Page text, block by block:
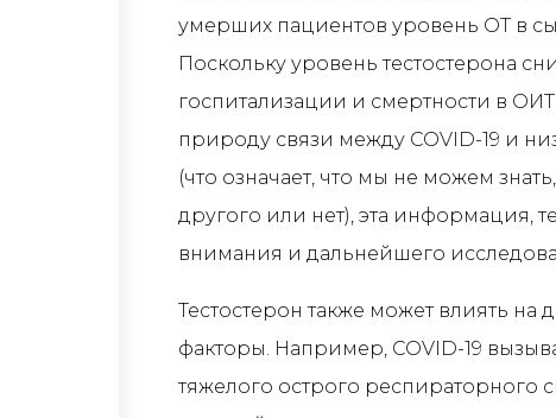
умерших пациентов уровень ОТ в
Поскольку уровень тестостерона
госпитализации и смертности в
природу связи между COVID-19 и
(что означает, что мы не можем
другого или нет), эта информация,
внимания и дальнейшего
Тестостерон также может влиять на
факторы. Например, COVID-19
тяжелого острого респираторного